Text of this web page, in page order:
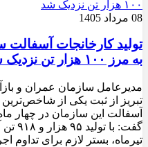
08 مرداد 1405
تولید کارخانجات آسفالت
به مرز ۱۰۰ هزار تن نزدیک شد
مدیرعامل سازمان عمران و
تبریز از ثبت یکی از
گفت:
تیرماه، بستر لازم برای تداوم